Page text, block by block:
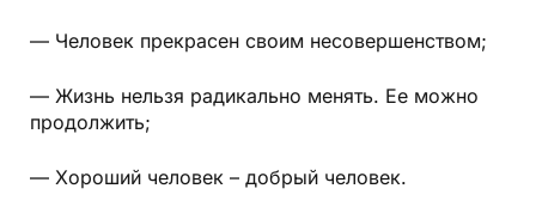
— Человек прекрасен своим несовершенством;
— Жизнь нельзя радикально менять. Ее можно
продолжить;
— Хороший человек – добрый человек.